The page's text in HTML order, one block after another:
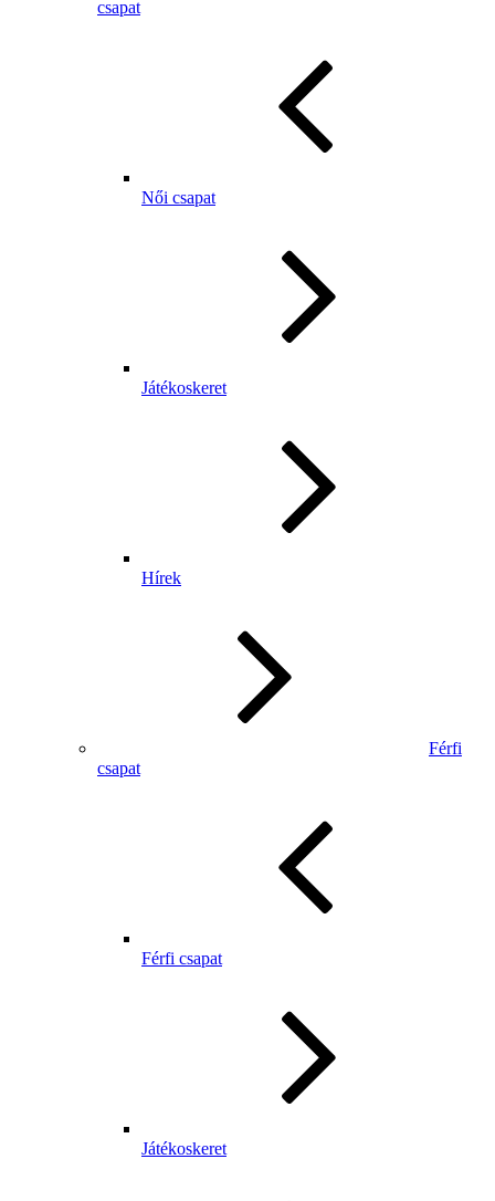
csapat
Női csapat
Játékoskeret
Hírek
Férfi
csapat
Férfi csapat
Játékoskeret